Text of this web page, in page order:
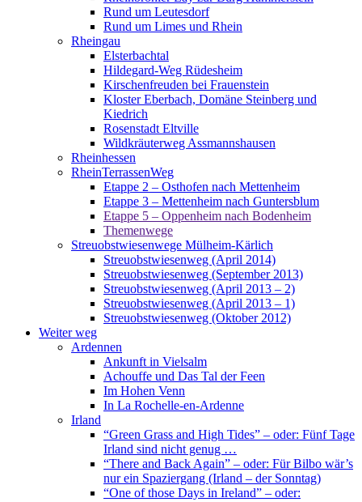
Rund um Leutesdorf
Rund um Limes und Rhein
Rheingau
Elsterbachtal
Hildegard-Weg Rüdesheim
Kirschenfreuden bei Frauenstein
Kloster Eberbach, Domäne Steinberg und
Kiedrich
Rosenstadt Eltville
Wildkräuterweg Assmannshausen
Rheinhessen
RheinTerrassenWeg
Etappe 2 – Osthofen nach Mettenheim
Etappe 3 – Mettenheim nach Guntersblum
Etappe 5 – Oppenheim nach Bodenheim
Themenwege
Streuobstwiesenwege Mülheim-Kärlich
Streuobstwiesenweg (April 2014)
Streuobstwiesenweg (September 2013)
Streuobstwiesenweg (April 2013 – 2)
Streuobstwiesenweg (April 2013 – 1)
Streuobstwiesenweg (Oktober 2012)
Weiter weg
Ardennen
Ankunft in Vielsalm
Achouffe und Das Tal der Feen
Im Hohen Venn
In La Rochelle-en-Ardenne
Irland
“Green Grass and High Tides” – oder: Fünf Tage
Irland sind nicht genug …
“There and Back Again” – oder: Für Bilbo wär’s
nur ein Spaziergang (Irland – der Sonntag)
“One of those Days in Ireland” – oder: